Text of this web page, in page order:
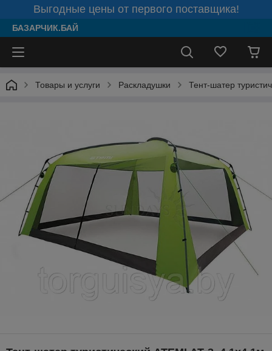
Выгодные цены от первого поставщика!
БАЗАРЧИК.БАЙ
Товары и услуги Раскладушки Тент-шатер